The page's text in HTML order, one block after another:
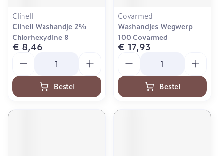
Clinell
Clinell Washandje 2%
Chlorhexydine 8
€ 8,46
Bestel
Covarmed
Washandjes Wegwerp
100 Covarmed
€ 17,93
Bestel